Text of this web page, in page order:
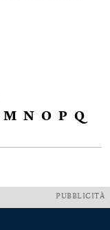
M N O P Q
PUBBLICITÀ